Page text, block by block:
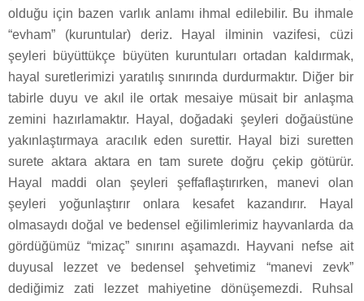
olduğu için bazen varlık anlamı ihmal edilebilir. Bu ihmale
“evham” (kuruntular) deriz. Hayal ilminin vazifesi, cüzi
şeyleri büyüttükçe büyüten kuruntuları ortadan kaldırmak,
hayal suretlerimizi yaratılış sınırında durdurmaktır. Diğer bir
tabirle duyu ve akıl ile ortak mesaiye müsait bir anlaşma
zemini hazırlamaktır. Hayal, doğadaki şeyleri doğaüstüne
yakınlaştırmaya aracılık eden surettir. Hayal bizi suretten
surete aktara aktara en tam surete doğru çekip götürür.
Hayal maddi olan şeyleri şeffaflaştırırken, manevi olan
şeyleri yoğunlaştırır onlara kesafet kazandırır. Hayal
olmasaydı doğal ve bedensel eğilimlerimiz hayvanlarda da
gördüğümüz “mizaç” sınırını aşamazdı. Hayvani nefse ait
duyusal lezzet ve bedensel şehvetimiz “manevi zevk”
dediğimiz zati lezzet mahiyetine dönüşemezdi. Ruhsal